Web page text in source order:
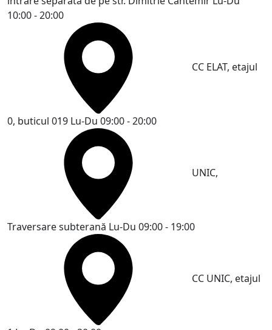
10:00 - 20:00
CC ELAT, etajul
0, buticul 019 Lu-Du 09:00 - 20:00
UNIC,
Traversare subterană Lu-Du 09:00 - 19:00
CC UNIC, etajul